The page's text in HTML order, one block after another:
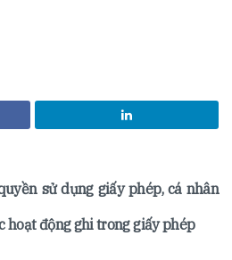
sử dụng giấy phép, cá nhân
hoạt động ghi trong giấy phép